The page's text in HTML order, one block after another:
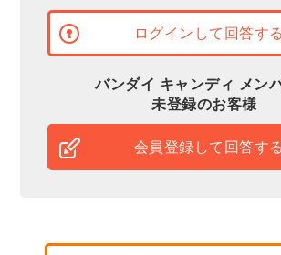
ログインして回答する
バンダイ キャンディ メン
未登録のお客様
会員登録して回答する